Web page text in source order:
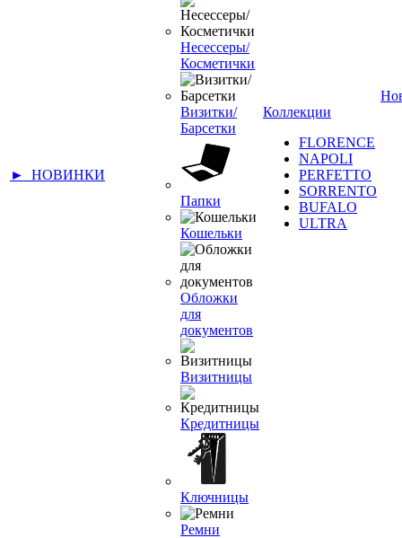
► НОВИНКИ
Несессеры/
Косметички
Визитки/
Барсетки
Папки
Кошельки
Обложки
для
документов
Визитницы
Кредитницы
Ключницы
Ремни
Коллекции
FLORENCE
NAPOLI
PERFETTO
SORRENTO
BUFALO
ULTRA